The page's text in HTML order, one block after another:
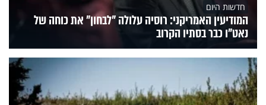
חדשות היום
המודיעין האמריקני: רוסיה עלולה "לבחון" את כוחה של
נאט"ו כבר בסתיו הקרוב